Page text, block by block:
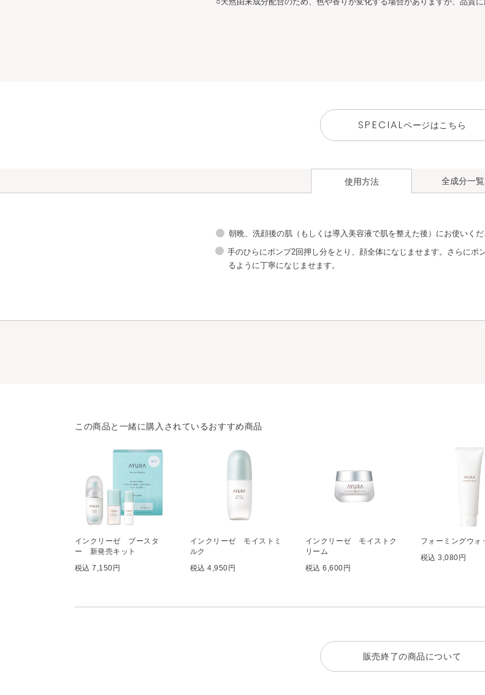
SPECIALページはこちら
使用方法
朝晩、洗顔後の肌（もしくは導入美容液で肌を整えた後）にお使いくだ
手のひらにポンプ2回押し分をとり、顔全体になじませます。さらにポ
るように丁寧になじませます。
全成分一覧
この商品と一緒に購入されているおすすめ商品
インクリーゼ ブースタ
ー 新発売キット
税込 7,150円
インクリーゼ モイストミ
ルク
税込 4,950円
インクリーゼ モイストク
リーム
税込 6,600円
フォーミングウォ
税込 3,080円
販売終了の商品について